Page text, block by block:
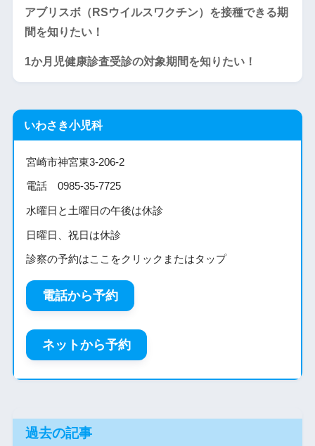
アブリスボ（RSウイルスワクチン）を接種できる期
間を知りたい！
1か月児健康診査受診の対象期間を知りたい！
いわさき小児科
宮崎市神宮東3-206-2
電話 0985-35-7725
水曜日と土曜日の午後は休診
日曜日、祝日は休診
診察の予約はここをクリックまたはタップ
電話から予約
ネットから予約
過去の記事